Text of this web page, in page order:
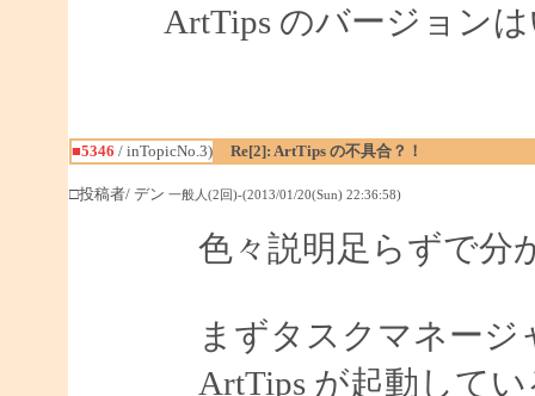
ArtTips のバージョン
■5346 / inTopicNo.3) Re[2]: ArtTips の不具合？！
□投稿者/ デン 一般人(2回)-(2013/01/20(Sun) 22:36:58)
色々説明足らずで分
まずタスクマネージ
ArtTips が起動してい